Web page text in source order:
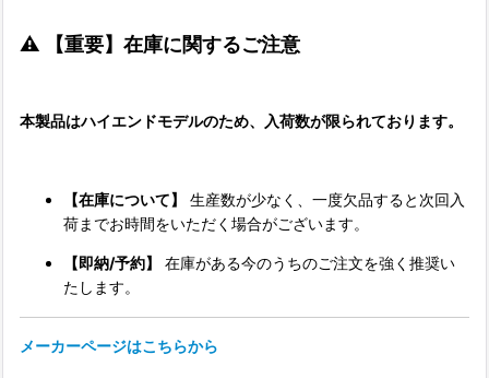
⚠️ 【重要】在庫に関するご注意
本製品はハイエンドモデルのため、入荷数が限られております。
【在庫について】
生産数が少なく、一度欠品すると次回入
荷までお時間をいただく場合がございます。
【即納/予約】
在庫がある今のうちのご注文を強く推奨い
たします。
メーカーページはこちらから